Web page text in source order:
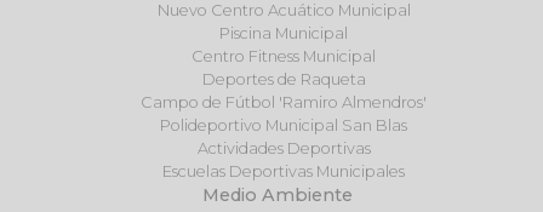
Nuevo Centro Acuático Municipal
Piscina Municipal
Centro Fitness Municipal
Deportes de Raqueta
Campo de Fútbol 'Ramiro Almendros'
Polideportivo Municipal San Blas
Actividades Deportivas
Escuelas Deportivas Municipales
Medio Ambiente